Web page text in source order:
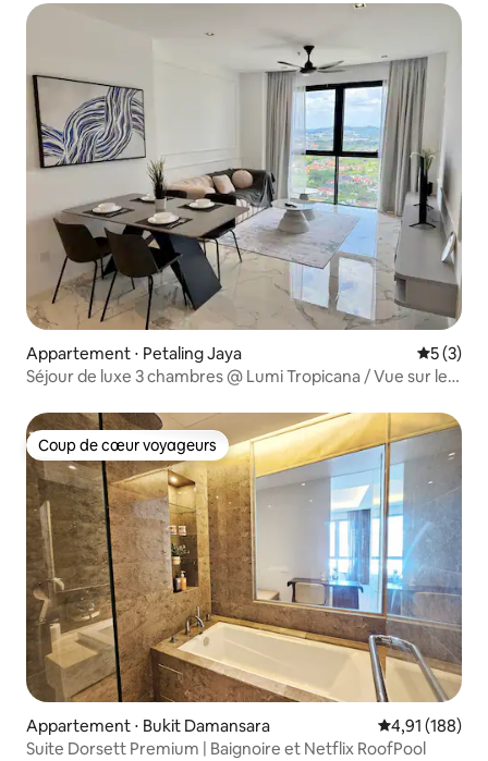
Appartement ⋅ Petaling Jaya
5 (3)
Séjour de luxe 3 chambres @ Lumi Tropicana / Vue sur le
Coup de cœur voyageurs
Coup de cœur voyageurs
Appartement ⋅ Bukit Damansara Évaluation
4,91 (188)
Suite Dorsett Premium | Baignoire et Netflix RoofPool